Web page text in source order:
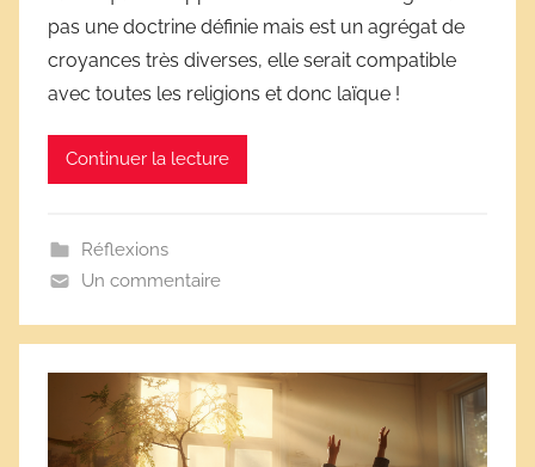
l
a
pas une doctrine définie mais est un agrégat de
croyances très diverses, elle serait compatible
avec toutes les religions et donc laïque !
Continuer la lecture
Réflexions
Un commentaire